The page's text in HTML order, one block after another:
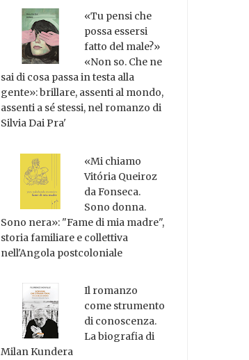
«Tu pensi che
possa essersi
fatto del male?»
«Non so. Che ne
sai di cosa passa in testa alla
gente»: brillare, assenti al mondo,
assenti a sé stessi, nel romanzo di
Silvia Dai Pra'
«Mi chiamo
Vitória Queiroz
da Fonseca.
Sono donna.
Sono nera»: "Fame di mia madre",
storia familiare e collettiva
nell'Angola postcoloniale
Il romanzo
come strumento
di conoscenza.
La biografia di
Milan Kundera